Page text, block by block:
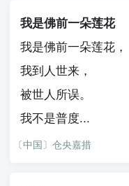
我是佛前一朵莲花
我是佛前一朵莲花，
我到人世来，
被世人所误。
我不是普度...
〔中国〕仓央嘉措